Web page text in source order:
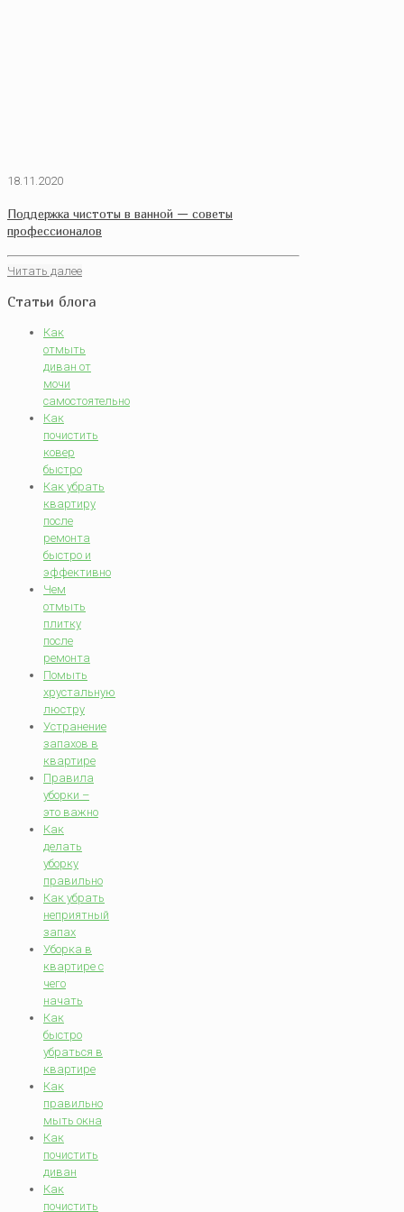
18.11.2020
Поддержка чистоты в ванной — советы
профессионалов
Читать далее
Статьи блога
Как
отмыть
диван от
мочи
самостоятельно
Как
почистить
ковер
быстро
Как убрать
квартиру
после
ремонта
быстро и
эффективно
Чем
отмыть
плитку
после
ремонта
Помыть
хрустальную
люстру
Устранение
запахов в
квартире
Правила
уборки –
это важно
Как
делать
уборку
правильно
Как убрать
неприятный
запах
Уборка в
квартире с
чего
начать
Как
быстро
убраться в
квартире
Как
правильно
мыть окна
Как
почистить
диван
Как
почистить